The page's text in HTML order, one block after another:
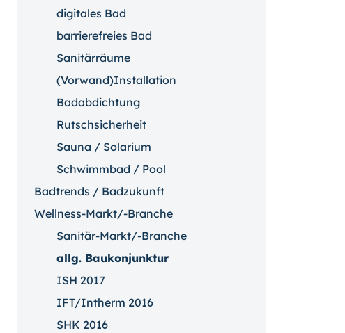
digitales Bad
barrierefreies Bad
Sanitärräume
(Vorwand)Installation
Badabdichtung
Rutschsicherheit
Sauna / Solarium
Schwimmbad / Pool
Badtrends / Badzukunft
Wellness-Markt/-Branche
Sanitär-Markt/-Branche
allg. Baukonjunktur
ISH 2017
IFT/Intherm 2016
SHK 2016